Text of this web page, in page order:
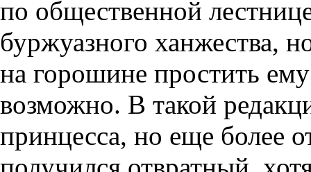
по общественной
буржуазного ханжества,
на горошине простить
возможно. В такой
принцесса, но еще более